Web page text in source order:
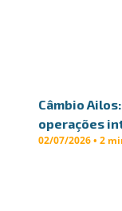
Câmbio
operações
02/07/2026 • 2